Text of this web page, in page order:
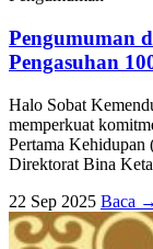
Pengumuman
Pengasuhan
Halo Sobat
memperkuat
Pertama
Direktorat Bina
22 Sep 2025 Baca →